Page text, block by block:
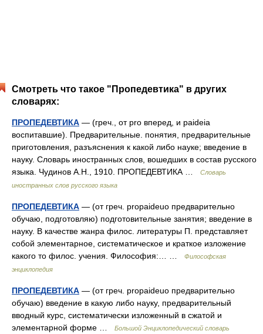
Смотреть что такое "Пропедевтика" в других
словарях:
ПРОПЕДЕВТИКА — (греч., от pro вперед, и paideia
воспитавшие). Предварительные. понятия, предварительные
приготовления, разъяснения к какой либо науке; введение в
науку. Словарь иностранных слов, вошедших в состав русского
языка. Чудинов А.Н., 1910. ПРОПЕДЕВТИКА …
Словарь
иностранных слов русского языка
ПРОПЕДЕВТИКА — (от греч. propaideuo предварительно
обучаю, подготовляю) подготовительные занятия; введение в
науку. В качестве жанра филос. литературы П. представляет
собой элементарное, систематическое и краткое изложение
какого то филос. учения. Философия:… …
Философская
энциклопедия
ПРОПЕДЕВТИКА — (от греч. propaideuo предварительно
обучаю) введение в какую либо науку, предварительный
вводный курс, систематически изложенный в сжатой и
элементарной форме …
Большой Энциклопедический словарь